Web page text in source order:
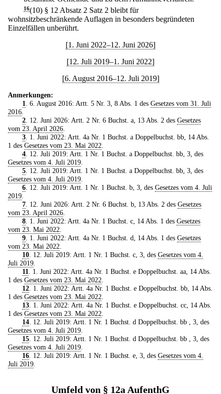
16(10) § 12 Absatz 2 Satz 2 bleibt für
wohnsitzbeschränkende Auflagen in besonders begründeten
Einzelfällen unberührt.
[1. Juni 2022–12. Juni 2026]
[12. Juli 2019–1. Juni 2022]
[6. August 2016–12. Juli 2019]
Anmerkungen:
1. 6. August 2016: Artt. 5 Nr. 3, 8 Abs. 1 des Gesetzes vom 31. Juli
2016.
2. 12. Juni 2026: Artt. 2 Nr. 6 Buchst. a, 13 Abs. 2 des Gesetzes
vom 23. April 2026.
3. 1. Juni 2022: Artt. 4a Nr. 1 Buchst. a Doppelbuchst. bb, 14 Abs.
1 des Gesetzes vom 23. Mai 2022.
4. 12. Juli 2019: Artt. 1 Nr. 1 Buchst. a Doppelbuchst. bb, 3, des
Gesetzes vom 4. Juli 2019.
5. 12. Juli 2019: Artt. 1 Nr. 1 Buchst. a Doppelbuchst. bb, 3, des
Gesetzes vom 4. Juli 2019.
6. 12. Juli 2019: Artt. 1 Nr. 1 Buchst. b, 3, des Gesetzes vom 4. Juli
2019.
7. 12. Juni 2026: Artt. 2 Nr. 6 Buchst. b, 13 Abs. 2 des Gesetzes
vom 23. April 2026.
8. 1. Juni 2022: Artt. 4a Nr. 1 Buchst. c, 14 Abs. 1 des Gesetzes
vom 23. Mai 2022.
9. 1. Juni 2022: Artt. 4a Nr. 1 Buchst. d, 14 Abs. 1 des Gesetzes
vom 23. Mai 2022.
10. 12. Juli 2019: Artt. 1 Nr. 1 Buchst. c, 3, des Gesetzes vom 4.
Juli 2019.
11. 1. Juni 2022: Artt. 4a Nr. 1 Buchst. e Doppelbuchst. aa, 14 Abs.
1 des Gesetzes vom 23. Mai 2022.
12. 1. Juni 2022: Artt. 4a Nr. 1 Buchst. e Doppelbuchst. bb, 14 Abs.
1 des Gesetzes vom 23. Mai 2022.
13. 1. Juni 2022: Artt. 4a Nr. 1 Buchst. e Doppelbuchst. cc, 14 Abs.
1 des Gesetzes vom 23. Mai 2022.
14. 12. Juli 2019: Artt. 1 Nr. 1 Buchst. d Doppelbuchst. bb , 3, des
Gesetzes vom 4. Juli 2019.
15. 12. Juli 2019: Artt. 1 Nr. 1 Buchst. d Doppelbuchst. bb , 3, des
Gesetzes vom 4. Juli 2019.
16. 12. Juli 2019: Artt. 1 Nr. 1 Buchst. e, 3, des Gesetzes vom 4.
Juli 2019.
Umfeld von § 12a AufenthG